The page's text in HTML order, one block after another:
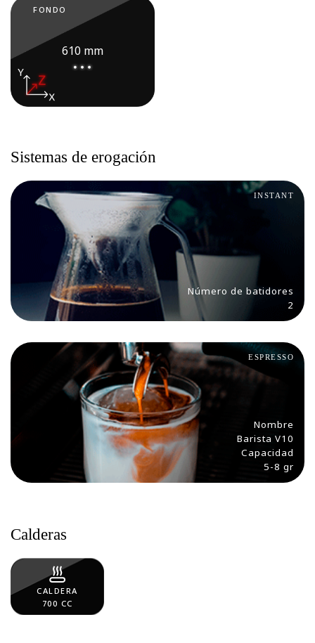
FONDO
610 mm
Sistemas de erogación
INSTANT
Número de batidores
2
ESPRESSO
Nombre
Barista V10
Capacidad
5-8 gr
Calderas
CALDERA
700 CC